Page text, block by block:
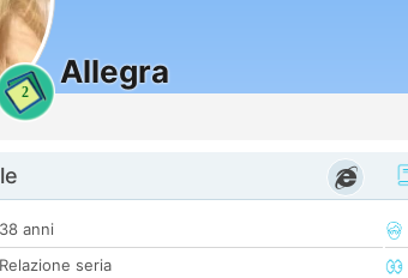
2
Allegra
38 anni
Relazione seria